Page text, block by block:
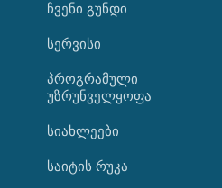
ჩვენი გუნდი
სერვისი
პროგრამული
უზრუნველყოფა
სიახლეები
საიტის რუკა